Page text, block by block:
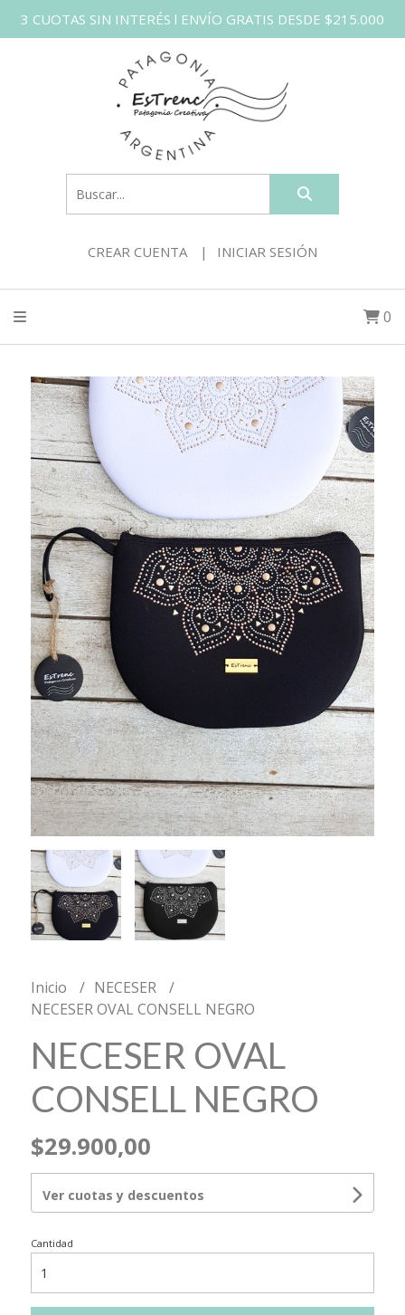
3 CUOTAS SIN INTERÉS l ENVÍO GRATIS DESDE $215.000
CREAR CUENTA INICIAR SESIÓN
0
Inicio
NECESER
NECESER OVAL CONSELL NEGRO
NECESER OVAL
CONSELL NEGRO
$29.900,00
Ver cuotas y descuentos
Cantidad